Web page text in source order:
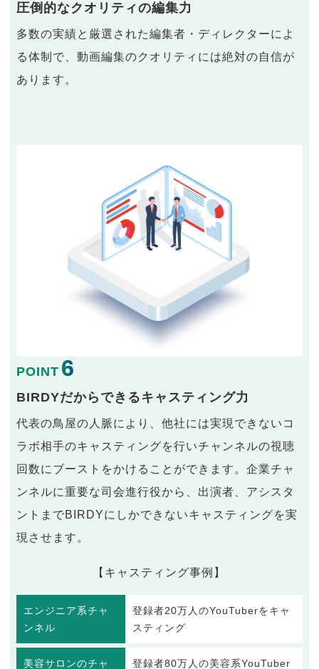
圧倒的なクオリティの編集力
多数の実績と厳選された編集者・ディレクターによ
る体制で、動画編集のクオリティには絶対の自信が
あります。
POINT 6
BIRDYだからできるキャスティング力
代表の鳥屋の人脈により、他社には実現できないコ
ラボ相手のキャスティングを行いチャンネルの視聴
回数にブーストをかけることができます。企業チャ
ンネルに重要な司会進行役から、出演者、アシスタ
ントまでBIRDYにしかできないキャスティングを実
現させます。
【キャスティング事例】
エンジニア系チャ
ンネル
登録者20万人のYouTuberをキャ
スティング
美容サロンのチャ
登録者80万人の美容系YouTuber